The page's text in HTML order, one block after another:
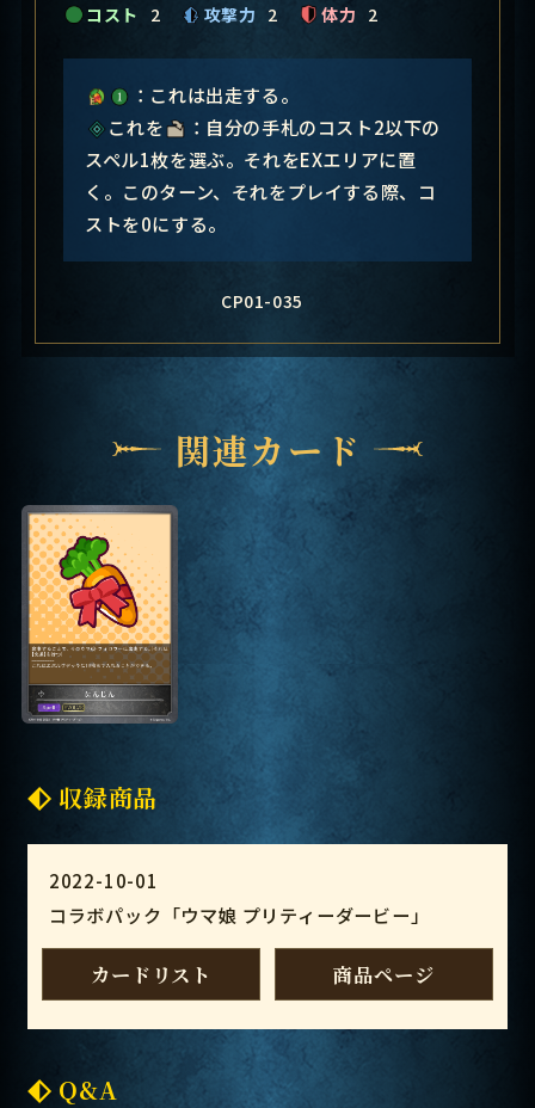
コスト 2 攻撃力 2 体力 2
：これは出走する。
これを
：自分の手札のコスト2以下の
スペル1枚を選ぶ。それをEXエリアに置
く。このターン、それをプレイする際、コ
ストを0にする。
CP01-035
関連カード
収録商品
2022-10-01
コラボパック「ウマ娘 プリティーダービー」
カードリスト 商品ページ
Q&A